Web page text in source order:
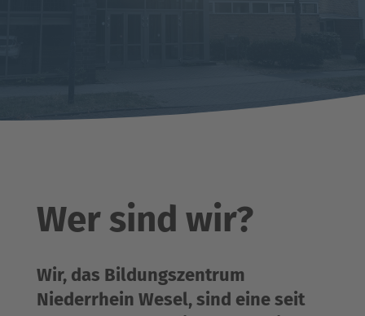
Wer sind wir?
Wir, das Bildungszentrum
Niederrhein Wesel, sind eine seit